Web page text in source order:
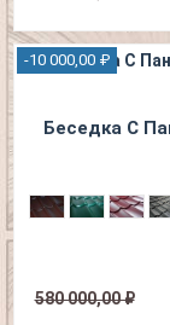
-10 000,00 ₽
Беседка С
580 000,00 ₽